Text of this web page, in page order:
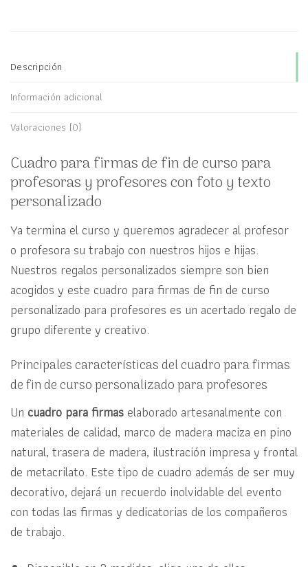
Descripción
Información adicional
Valoraciones (0)
Cuadro para firmas de fin de curso para
profesoras y profesores con foto y texto
personalizado
Ya termina el curso y queremos agradecer al profesor
o profesora su trabajo con nuestros hijos e hijas.
Nuestros regalos personalizados siempre son bien
acogidos y este cuadro para firmas de fin de curso
personalizado para profesores es un acertado regalo de
grupo diferente y creativo.
Principales características del cuadro para firmas
de fin de curso personalizado para profesores
Un cuadro para firmas elaborado artesanalmente con
materiales de calidad, marco de madera maciza en pino
natural, trasera de madera, ilustración impresa y frontal
de metacrilato. Este tipo de cuadro además de ser muy
decorativo, dejará un recuerdo inolvidable del evento
con todas las firmas y dedicatorias de los compañeros
de trabajo.